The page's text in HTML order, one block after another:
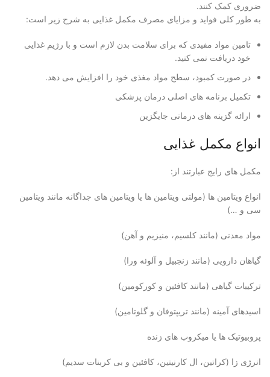
ضروری کمک کنند.
به طور کلی فواید و مزایای مصرف مکمل غذایی به شرح زیر است:
تامین مواد مفیدی که برای سلامت بدن لازم است و با رژیم غذایی
خود دریافت نمی کنید.
در صورت کمبود، سطح مواد مغذی خود را افزایش می دهد.
تکمیل برنامه های اصلی درمان پزشکی
ارائه گزینه های درمانی جایگزین
انواع مکمل غذایی
مکمل های رایج عبارتند از:
انواع ویتامین ها (مولتی ویتامین ها یا ویتامین های جداگانه مانند ویتامین
سی و …)
مواد معدنی (مانند کلسیم، منیزیم و آهن)
گیاهان دارویی (مانند زنجبیل و آلوئه ورا)
ترکیبات گیاهی (مانند کافئین و کورکومین)
اسیدهای آمینه (مانند تریپتوفان و گلوتامین)
پروبیوتیک ها یا میکروب های زنده
انرژی زا (کراتین، ال کارنیتین، کافئین و بی کربنات سدیم)